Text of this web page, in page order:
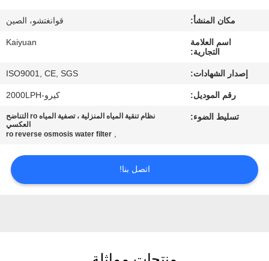
الجودة
اتصل
اطلب
COMPANY
مكان المنشأ: قوانغتشو، الصين
اسم العلامة
التجارية:
Kaiyuan
إصدار الشهادات: ISO9001, CE, SGS
رقم الموديل: كيرو-2000LPH
تسليط الضوء:
نظام تنقية المياه المنزلية ، تصفية المياه ro التناضح
العكسي
,
ro reverse osmosis water filter
اتصل بنا!